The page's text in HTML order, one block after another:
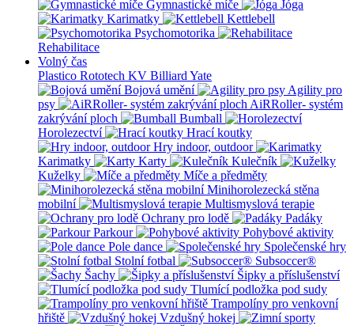
Gymnastické míče
Jóga
Karimatky
Kettlebell
Psychomotorika
Rehabilitace
Volný čas
Plastico Rototech KV Billiard Yate
Bojová umění
Agility pro
psy
AiRRoller- systém
zakrývání ploch
Bumball
Horolezectví
Hrací koutky
Hry indoor, outdoor
Karimatky
Karty
Kulečník
Kuželky
Míče a předměty
Minihorolezecká stěna
mobilní
Multismyslová terapie
Ochrany pro lodě
Padáky
Parkour
Pohybové aktivity
Pole dance
Společenské hry
Stolní fotbal
Subsoccer®
Šachy
Šipky a příslušenství
Tlumící podložka pod sudy
Trampolíny pro venkovní
hřiště
Vzdušný hokej